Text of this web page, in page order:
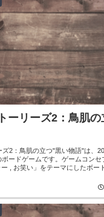
ーリーズ2：鳥肌の
ズ2：鳥肌の立つ"黒い物語"は、
ードゲームです。ゲームコンセ
ー , お笑い」をテーマにしたボー